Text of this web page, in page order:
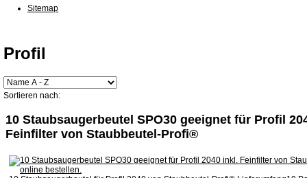
Sitemap
Profil
Sortieren nach:
10 Staubsaugerbeutel SPO30 geeignet für Profil
Feinfilter von Staubbeutel-Profi®